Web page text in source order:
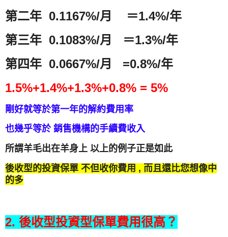
第二年 0.1167%/月 ＝1.4%/年
第三年 0.1083%/月 ＝1.3%/年
第四年 0.0667%/月 =0.8%/年
1.5%+1.4%+1.3%+0.8% = 5%
剛好就等於第一年的解約費用率
也幾乎等於 銷售機構的手續費收入
所謂羊毛出在羊身上 以上的例子正是如此
後收型的投資保單 不但收你費用 , 而且還比您想像中
的多
2. 後收型投資型保單費用很高？